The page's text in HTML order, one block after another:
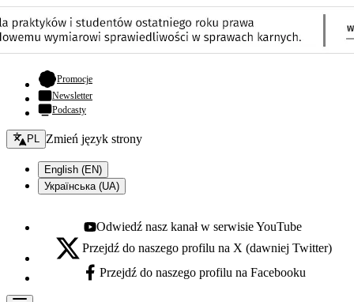
Promocje- otwiera się w nowej karcie
Newsletter
Podcasty
Zmień język - bieżący:
PL Zmień język strony
English (EN)
Українська (UA)
Youtube - otwiera się w nowej karcie
Odwiedź nasz kanał w serwisie YouTube
X - otwiera się w nowej karcie
Przejdź do naszego profilu na X (dawniej Twitter)
Facebook - otwiera się w nowej karcie
Przejdź do naszego profilu na Facebooku